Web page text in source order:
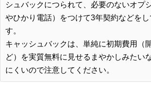
シュバックにつられて、必要のないオプ
やひかり電話）をつけて3年契約などを
す。
キャッシュバックは、単純に初期費用（
ど）を実質無料に見せるまやかしみたい
にくいので注意してください。